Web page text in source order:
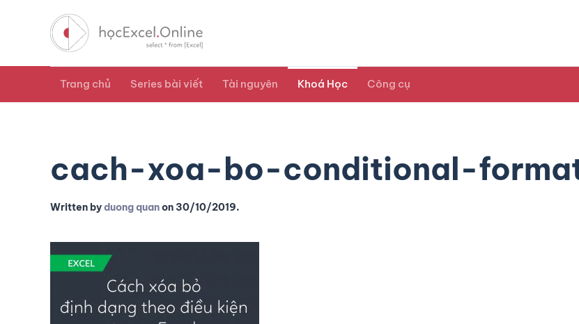
Trang chủ Series bài viết Tài nguyên Khoá Học Công cụ
cach-xoa-bo-conditional-
Written byduong quanon 30/10/2019.